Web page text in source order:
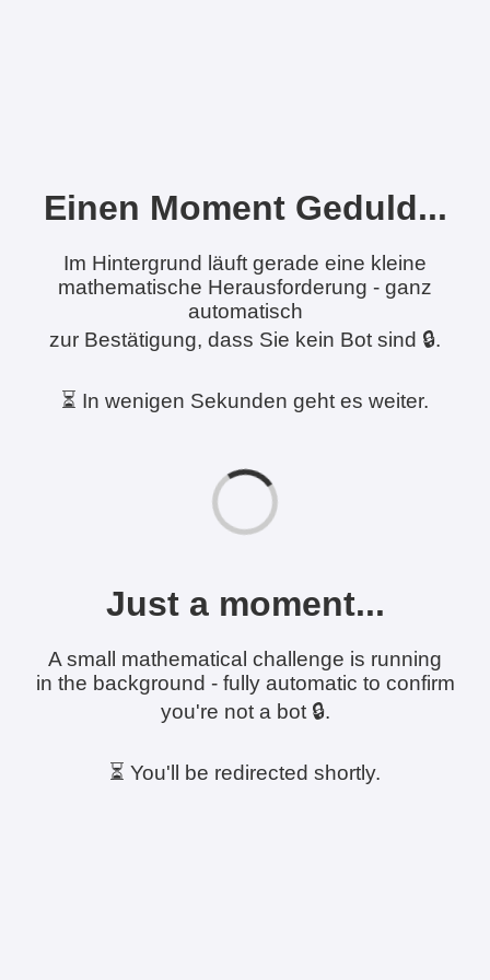
Einen Moment Geduld...
Im Hintergrund läuft gerade eine kleine
mathematische Herausforderung - ganz
automatisch
zur Bestätigung, dass Sie kein Bot sind 🔒.
⏳ In wenigen Sekunden geht es weiter.
Just a moment...
A small mathematical challenge is running
in the background - fully automatic to confirm
you're not a bot 🔒.
⏳ You'll be redirected shortly.